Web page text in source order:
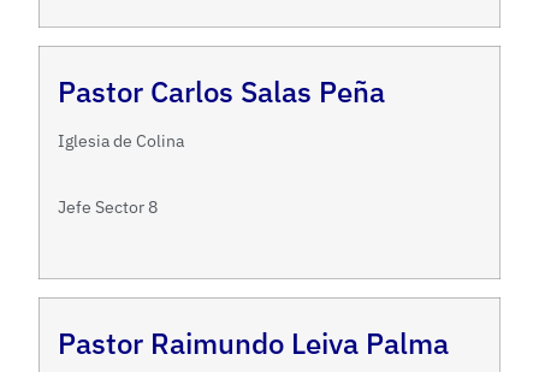
Pastor Carlos Salas Peña
Iglesia de Colina
Jefe Sector 8
Pastor Raimundo Leiva Palma